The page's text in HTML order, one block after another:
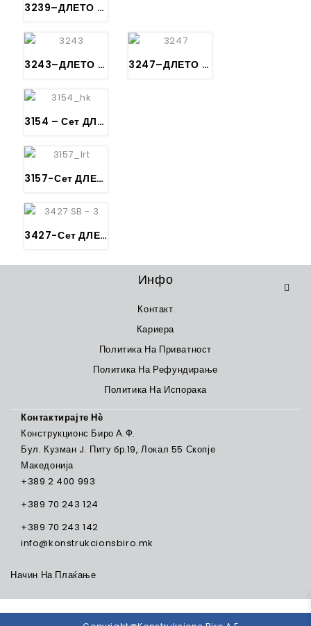
3239–ДЛЕТО ЗА РЕЗБА – Kerbschnitzbeitel gerade Stich 39 – KIRSCHEN
3243–ДЛЕТО ЗА РЕЗБА – Kerbschnitzbeitel gekröpft Stich 39 – KIRSCHEN 3247–ДЛЕТО ЗА РЕЗБА – Kerbschnitzbeitel gerade Stich 11 – KIRSCHEN
3154 – Сет ДЛЕТО ЗА РЕЗБА – Bildhauerbeitelsatz mit Weißbuchenheft im Holzkasten, 12-tlg. – KIRSCHEN
3157-Сет ДЛЕТО ЗА РЕЗБА – Bildhauerbeitelsatz mit Weißbuchenheft in Lederrolltasche, 12-tl – KIRSCHEN
3427-Сет ДЛЕТО ЗА РЕЗБА – Kerbschnitzsatz in SB-Karton, 7-tlg.
Инфо
Контакт
Кариера
Политика На Приватност
Политика На Рефундирање
Политика На Испорака
Контактирајте Нѐ
Конструкционс Биро А.Ф.
Бул. Кузман J. Питу бр.19, Локал 55 Скопје
Македонија
+389 2 400 993
+389 70 243 124
+389 70 243 142
info@konstrukcionsbiro.mk
Начин На Плаќање